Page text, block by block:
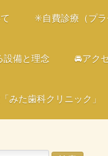
✳️自費診療（プラ
設備と理念 🚘アク
みた歯科クリニック」